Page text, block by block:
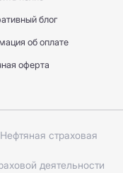
блог
об оплате
оферта
страховая
деятельности